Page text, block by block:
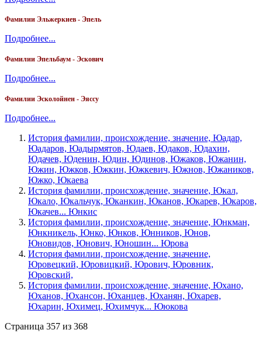
Фамилии Эльжеркиев - Эпель
Подробнее...
Фамилии Эпельбаум - Эскович
Подробнее...
Фамилии Эсколойнен - Эяссу
Подробнее...
История фамилии, происхождение, значение, Юадар,
Юадаров, Юадырмятов, Юдаев, Юдаков, Юдахин,
Юдачев, Юденин, Юдин, Юдинов, Южаков, Южанин,
Южин, Южков, Южкин, Южкевич, Южнов, Южаников,
Южко, Юкаева
История фамилии, происхождение, значение, Юкал,
Юкало, Юкальчук, Юканкин, Юканов, Юкарев, Юкаров,
Юкачев... Юнкис
История фамилии, происхождение, значение, Юнкман,
Юнкникель, Юнко, Юнков, Юнников, Юнов,
Юновидов, Юнович, Юношин... Юрова
История фамилии, происхождение, значение,
Юровецкий, Юровицкий, Юрович, Юровник,
Юровский,
История фамилии, происхождение, значение, Юхано,
Юханов, Юхансон, Юханцев, Юханян, Юхарев,
Юхарин, Юхимец, Юхимчук... Ююкова
Страница 357 из 368